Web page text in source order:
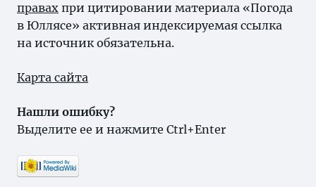
правах при цитировании материала «Погода
в Юллясе» активная индексируемая ссылка
на источник обязательна.
Карта сайта
Нашли ошибку?
Выделите ее и нажмите Ctrl+Enter